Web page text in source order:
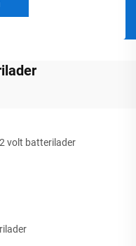
volt batterilader